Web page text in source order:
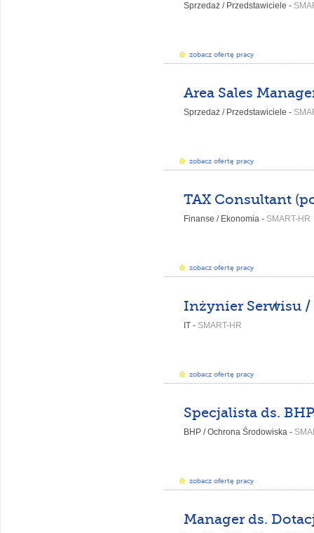
Sprzedaż / Przedstawiciele -
zobacz ofertę pracy
Area Sales
Sprzedaż / Przedstawiciele -
zobacz ofertę pracy
Finanse / Ekonomia - SMART-HR
zobacz ofertę pracy
IT - SMART-HR
zobacz ofertę pracy
BHP / Ochrona Środowiska -
zobacz ofertę pracy
Manager ds.